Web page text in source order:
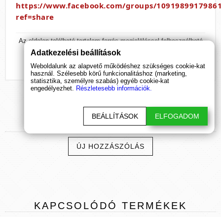
https://www.facebook.com/groups/
ref=share
Az oldalon található tartalom forrás megjelöléssel felhasználható
és másolható!
HOZZÁSZÓLÁSOK
ÚJ HOZZÁSZÓLÁS
KAPCSOLÓDÓ TERMÉKEK
Adatkezelési beállítások
Weboldalunk az alapvető működéshez szükséges cookie-kat
használ. Szélesebb körű funkcionalitáshoz (marketing,
statisztika, személyre szabás) egyéb cookie-kat
engedélyezhet. Részletesebb információk.
BEÁLLÍTÁSOK ELFOGADOM